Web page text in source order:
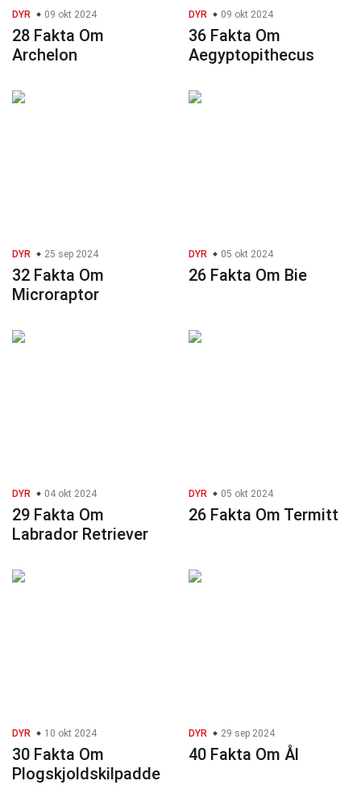
DYR 09 okt 2024
28 Fakta Om
Archelon
DYR 09 okt 2024
36 Fakta Om
Aegyptopithecus
DYR 25 sep 2024
32 Fakta Om
Microraptor
DYR 05 okt 2024
26 Fakta Om Bie
DYR 04 okt 2024
29 Fakta Om
Labrador Retriever
DYR 05 okt 2024
26 Fakta Om Termitt
DYR 10 okt 2024
30 Fakta Om
Plogskjoldskilpadde
DYR 29 sep 2024
40 Fakta Om Ål